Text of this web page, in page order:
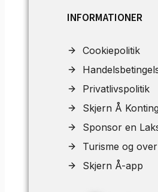
INFORMATIONER
Cookiepolitik
Privatlivspolitik
Skjern Å
Sponsor en
Turisme og
Skjern Å-app